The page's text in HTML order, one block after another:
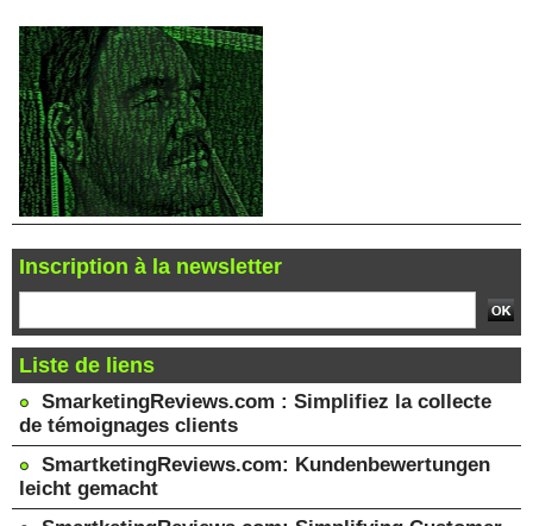
Inscription à la newsletter
Liste de liens
SmarketingReviews.com : Simplifiez la collecte
de témoignages clients
SmartketingReviews.com: Kundenbewertungen
leicht gemacht